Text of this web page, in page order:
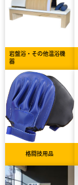
岩盤浴・その他温浴機
器
格闘技用品